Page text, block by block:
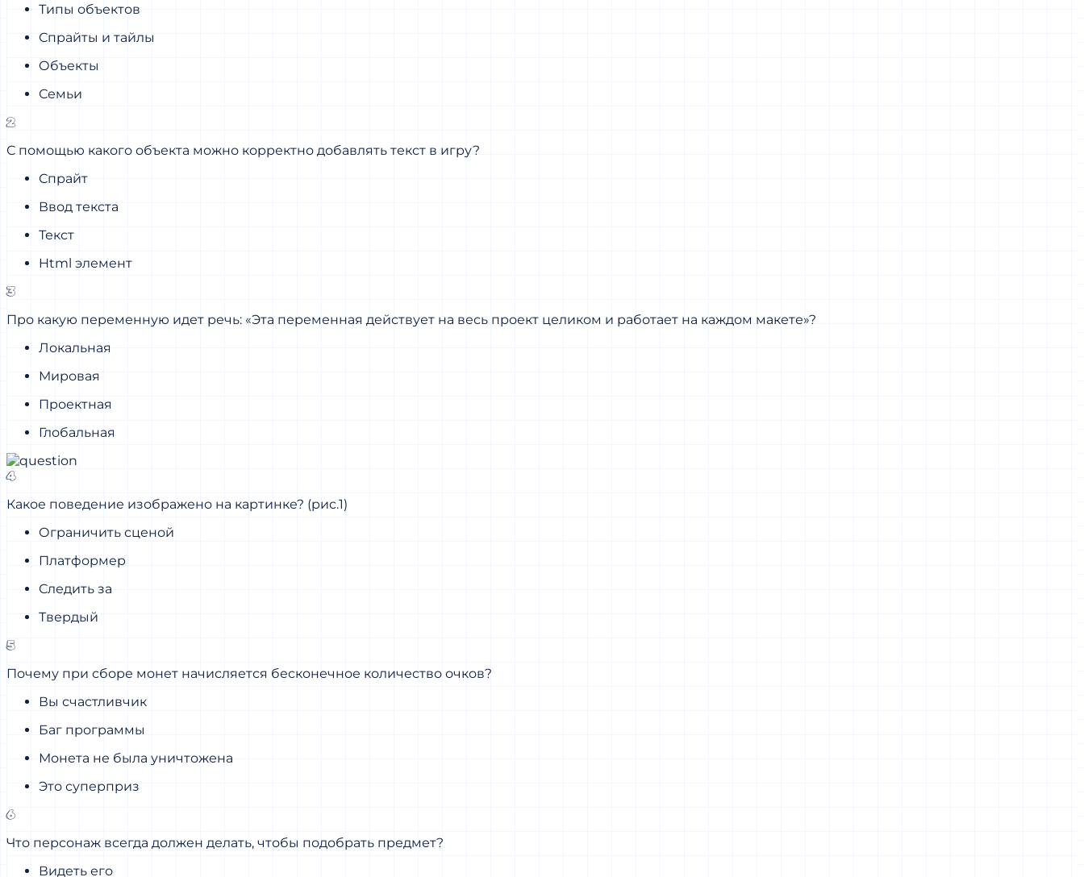
Типы объектов
Спрайты и тайлы
Объекты
Семьи
2
С помощью какого объекта можно корректно добавлять текст в игру?
Спрайт
Ввод текста
Текст
Html элемент
3
Про какую переменную идет речь: «Эта переменная действует на весь проект целиком и работает на каждом макете»?
Локальная
Мировая
Проектная
Глобальная
4
Какое поведение изображено на картинке? (рис.1)
Ограничить сценой
Платформер
Следить за
Твердый
5
Почему при сборе монет начисляется бесконечное количество очков?
Вы счастливчик
Баг программы
Монета не была уничтожена
Это суперприз
6
Что персонаж всегда должен делать, чтобы подобрать предмет?
Видеть его